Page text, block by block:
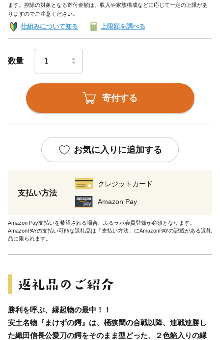
ます。控除の対象となる寄付金額は、収入や家族構成などに応じて一定の上限があ
りますのでご注意ください。
仕組みについて知る 上限額を調べる
数量
寄付する
お気に入りに追加する
支払い方法
クレジットカード
Amazon Pay
Amazon Pay支払いを希望される場合、ふるラボ会員登録が必須となります。
AmazonPAYの支払い可能な返礼品は「支払い方法」にAmazonPAYの記載がある返礼
品に限られます。
勝利を呼ぶ、縁起物の最中！！
安土名物『まけずの鍔』は、桶狭間の合戦以降、連戦連勝し
た織田信長公愛刀の鍔をそのまま型どった、２色餡入りの縁